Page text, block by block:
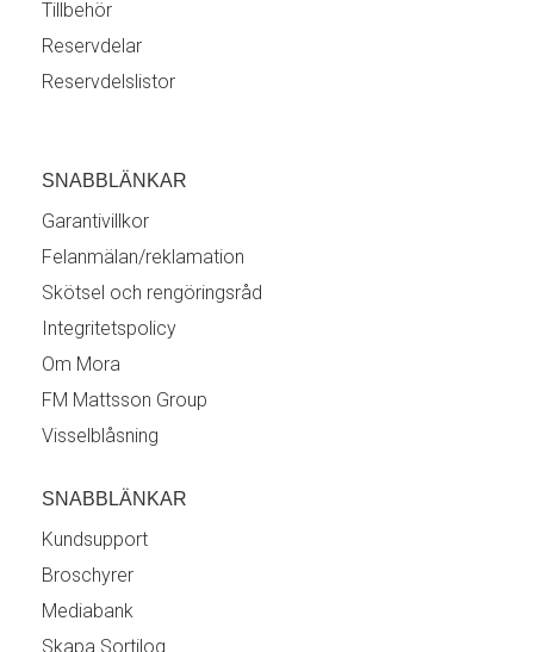
Tillbehör
Reservdelar
Reservdelslistor
SNABBLÄNKAR
Garantivillkor
Felanmälan/reklamation
Skötsel och rengöringsråd
Integritetspolicy
Om Mora
FM Mattsson Group
Visselblåsning
SNABBLÄNKAR
Kundsupport
Broschyrer
Mediabank
Skapa Sortilog